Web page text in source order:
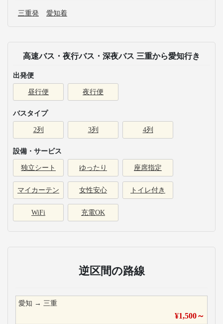
三重発 愛知着
高速バス・夜行バス・深夜バス 三重から愛知行き
出発便
昼行便 夜行便
バスタイプ
2列 3列 4列
設備・サービス
独立シート ゆったり 座席指定
マイカーテン 女性安心 トイレ付き
WiFi 充電OK
逆区間の路線
愛知 → 三重
¥1,500～